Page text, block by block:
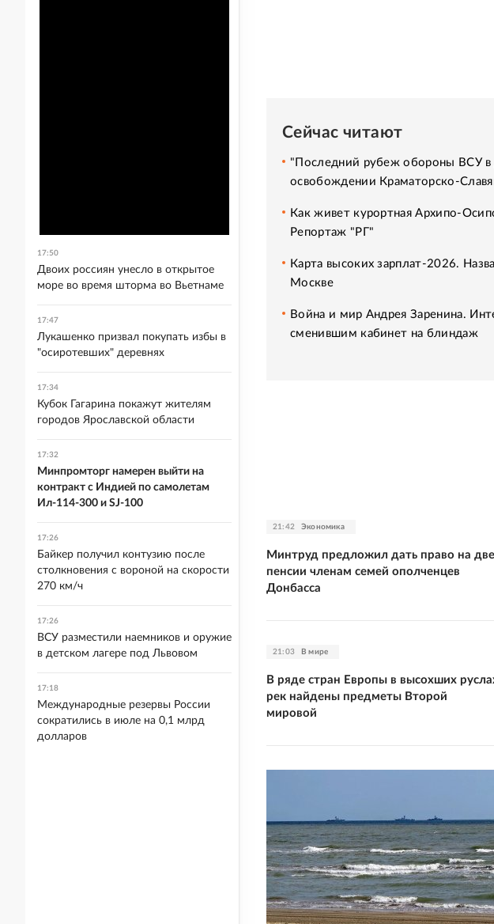
Сейчас читают
"Последний рубеж обороны ВСУ
освобождении Краматорско-
Как живет курортная Архипо-
Репортаж "РГ"
Карта высоких зарплат-2026.
Москве
Война и мир Андрея Заренина.
сменившим кабинет на блиндаж
21:42 Экономика
Минтруд предложил дать право на две
пенсии членам семей ополченцев
Донбасса
21:03 В мире
В ряде стран Европы в высохших
рек найдены предметы Второй
мировой
17:50
Двоих россиян унесло в открытое
море во время шторма во Вьетнаме
17:47
Лукашенко призвал покупать избы в
"осиротевших" деревнях
17:34
Кубок Гагарина покажут жителям
городов Ярославской области
17:32
Минпромторг намерен выйти на
контракт с Индией по самолетам
Ил-114-300 и SJ-100
17:26
Байкер получил контузию после
столкновения с вороной на скорости
270 км/ч
17:26
ВСУ разместили наемников и оружие
в детском лагере под Львовом
17:18
Международные резервы России
сократились в июле на 0,1 млрд
долларов